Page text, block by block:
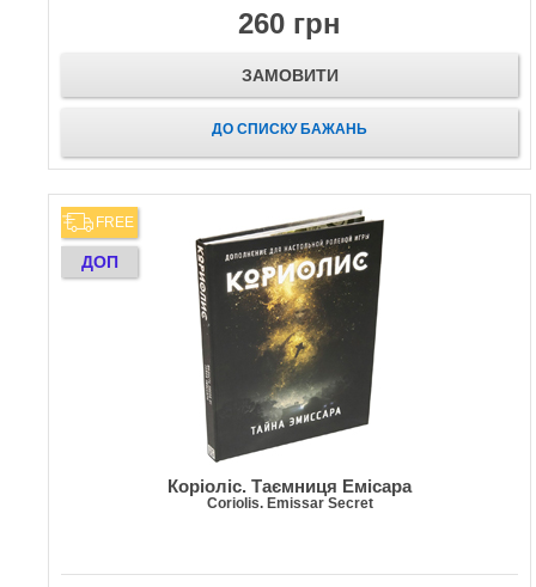
260 грн
ЗАМОВИТИ
ДО СПИСКУ БАЖАНЬ
FREE
ДОП
Коріоліс. Таємниця Емісара
Coriolis. Emissar Secret